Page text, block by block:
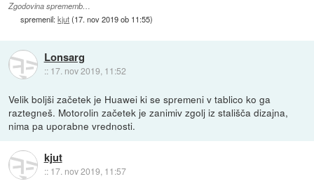
Zgodovina sprememb…
spremenil:kjut(17. nov 2019 ob 11:55)
Lonsarg
:: 17. nov 2019, 11:52
Velik boljši začetek je Huawei ki se spremeni v tablico ko ga
raztegneš. Motorolin začetek je zanimiv zgolj iz stališča dizajna,
nima pa uporabne vrednosti.
kjut
:: 17. nov 2019, 11:57